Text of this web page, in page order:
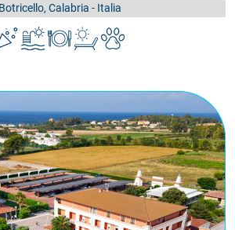
Botricello, Calabria - Italia